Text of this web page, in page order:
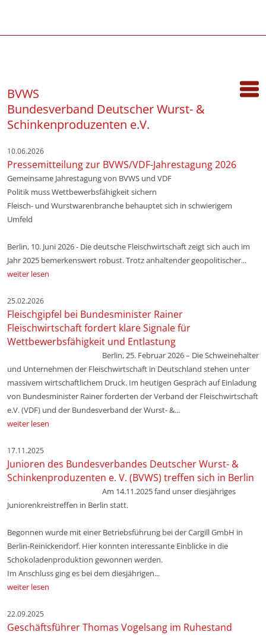
BVWS
Bundesverband Deutscher Wurst- &
Schinkenproduzenten e.V.
10.06.2026
Pressemitteilung zur BVWS/VDF-Jahrestagung 2026
Gemeinsame Jahrestagung von BVWS und VDF
Politik muss Wettbewerbsfähigkeit sichern
Fleisch- und Wurstwarenbranche behauptet sich in schwierigem
Umfeld
Berlin, 10. Juni 2026 - Die deutsche Fleischwirtschaft zeigt sich auch im
Jahr 2025 bemerkenswert robust. Trotz anhaltender geopolitischer...
weiter lesen
25.02.2026
Fleischgipfel bei Bundesminister Rainer
Fleischwirtschaft fordert klare Signale für
Wettbewerbsfähigkeit und Entlastung
Berlin, 25. Februar 2026 – Die Schweinehalter
und Unternehmen der Fleischwirtschaft in Deutschland stehen unter
massivem wirtschaftlichem Druck. Im heutigen Gespräch auf Einladung
von Bundesminister Rainer forderten der Verband der Fleischwirtschaft
e.V. (VDF) und der Bundesverband der Wurst- &...
weiter lesen
17.11.2025
Junioren des Bundesverbandes Deutscher Wurst- &
Schinkenproduzenten e. V. (BVWS) treffen sich in Berlin
Am 14.11.2025 fand unser diesjähriges
Juniorenkreistreffen in Berlin statt.
Begonnen wurde mit einer Betriebsführung bei der Cargill GmbH in
Berlin-Reinickendorf. Hier konnten interessante Einblicke in die
Schokoladenproduktion gewonnen werden.
Im Anschluss ging es bei dem diesjährigen...
weiter lesen
22.09.2025
Geschäftsführer Thomas Vogelsang im Ruhestand